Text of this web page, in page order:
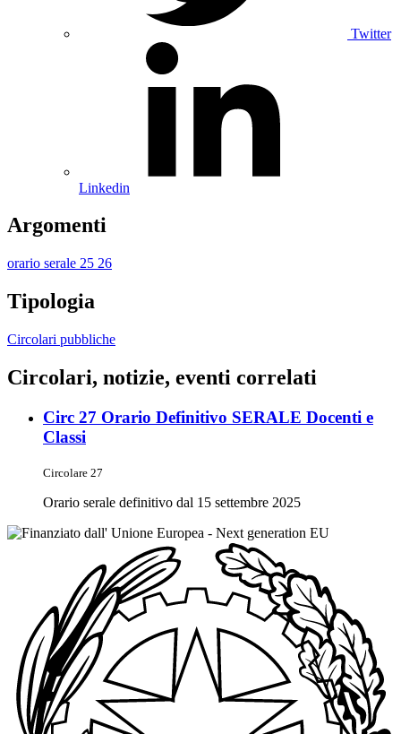
Twitter
Linkedin
Argomenti
orario serale 25 26
Tipologia
Circolari pubbliche
Circolari, notizie, eventi correlati
Circ 27 Orario Definitivo SERALE Docenti e
Classi
Circolare 27
Orario serale definitivo dal 15 settembre 2025